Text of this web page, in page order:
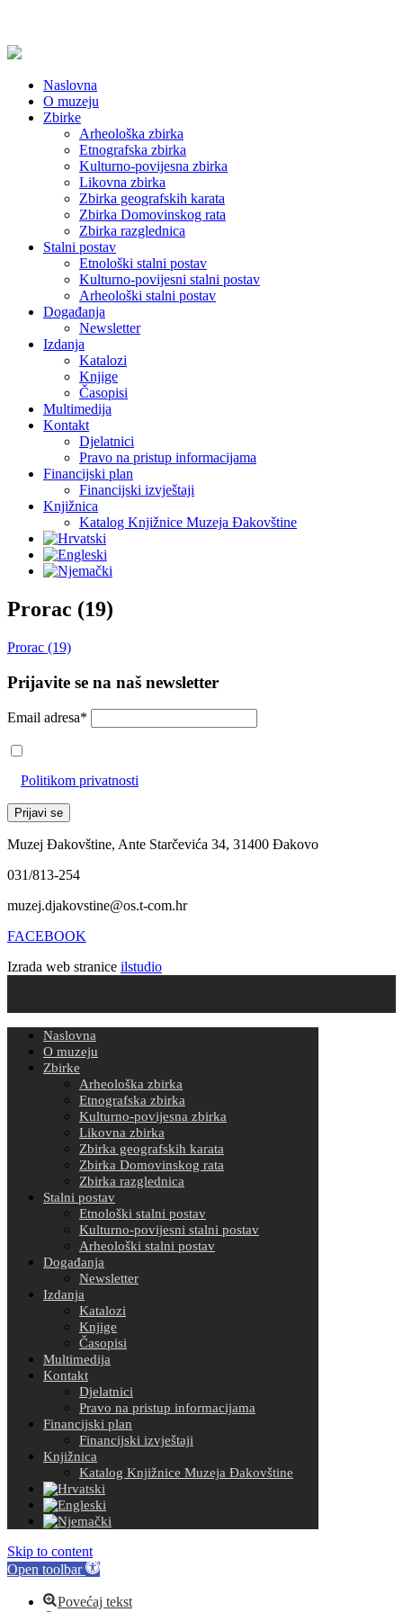
Naslovna
O muzeju
Zbirke
Arheološka zbirka
Etnografska zbirka
Kulturno-povijesna zbirka
Likovna zbirka
Zbirka geografskih karata
Zbirka Domovinskog rata
Zbirka razglednica
Stalni postav
Etnološki stalni postav
Kulturno-povijesni stalni postav
Arheološki stalni postav
Događanja
Newsletter
Izdanja
Katalozi
Knjige
Časopisi
Multimedija
Kontakt
Djelatnici
Pravo na pristup informacijama
Financijski plan
Financijski izvještaji
Knjižnica
Katalog Knjižnice Muzeja Đakovštine
Prorac (19)
Prorac (19)
Prijavite se na naš newsletter
Email adresa*
Politikom privatnosti
Muzej Đakovštine, Ante Starčevića 34, 31400 Đakovo
031/813-254
muzej.djakovstine@os.t-com.hr
FACEBOOK
Izrada web stranice ilstudio
Naslovna
O muzeju
Zbirke
Arheološka zbirka
Etnografska zbirka
Kulturno-povijesna zbirka
Likovna zbirka
Zbirka geografskih karata
Zbirka Domovinskog rata
Zbirka razglednica
Stalni postav
Etnološki stalni postav
Kulturno-povijesni stalni postav
Arheološki stalni postav
Događanja
Newsletter
Izdanja
Katalozi
Knjige
Časopisi
Multimedija
Kontakt
Djelatnici
Pravo na pristup informacijama
Financijski plan
Financijski izvještaji
Knjižnica
Katalog Knjižnice Muzeja Đakovštine
Skip to content
Open toolbar
Povećaj tekst